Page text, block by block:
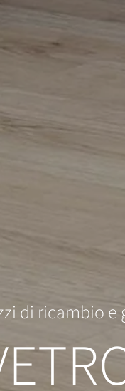
di ricambio